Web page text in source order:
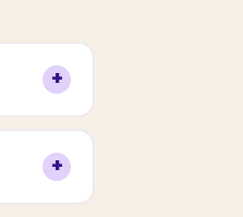
+
do
por+